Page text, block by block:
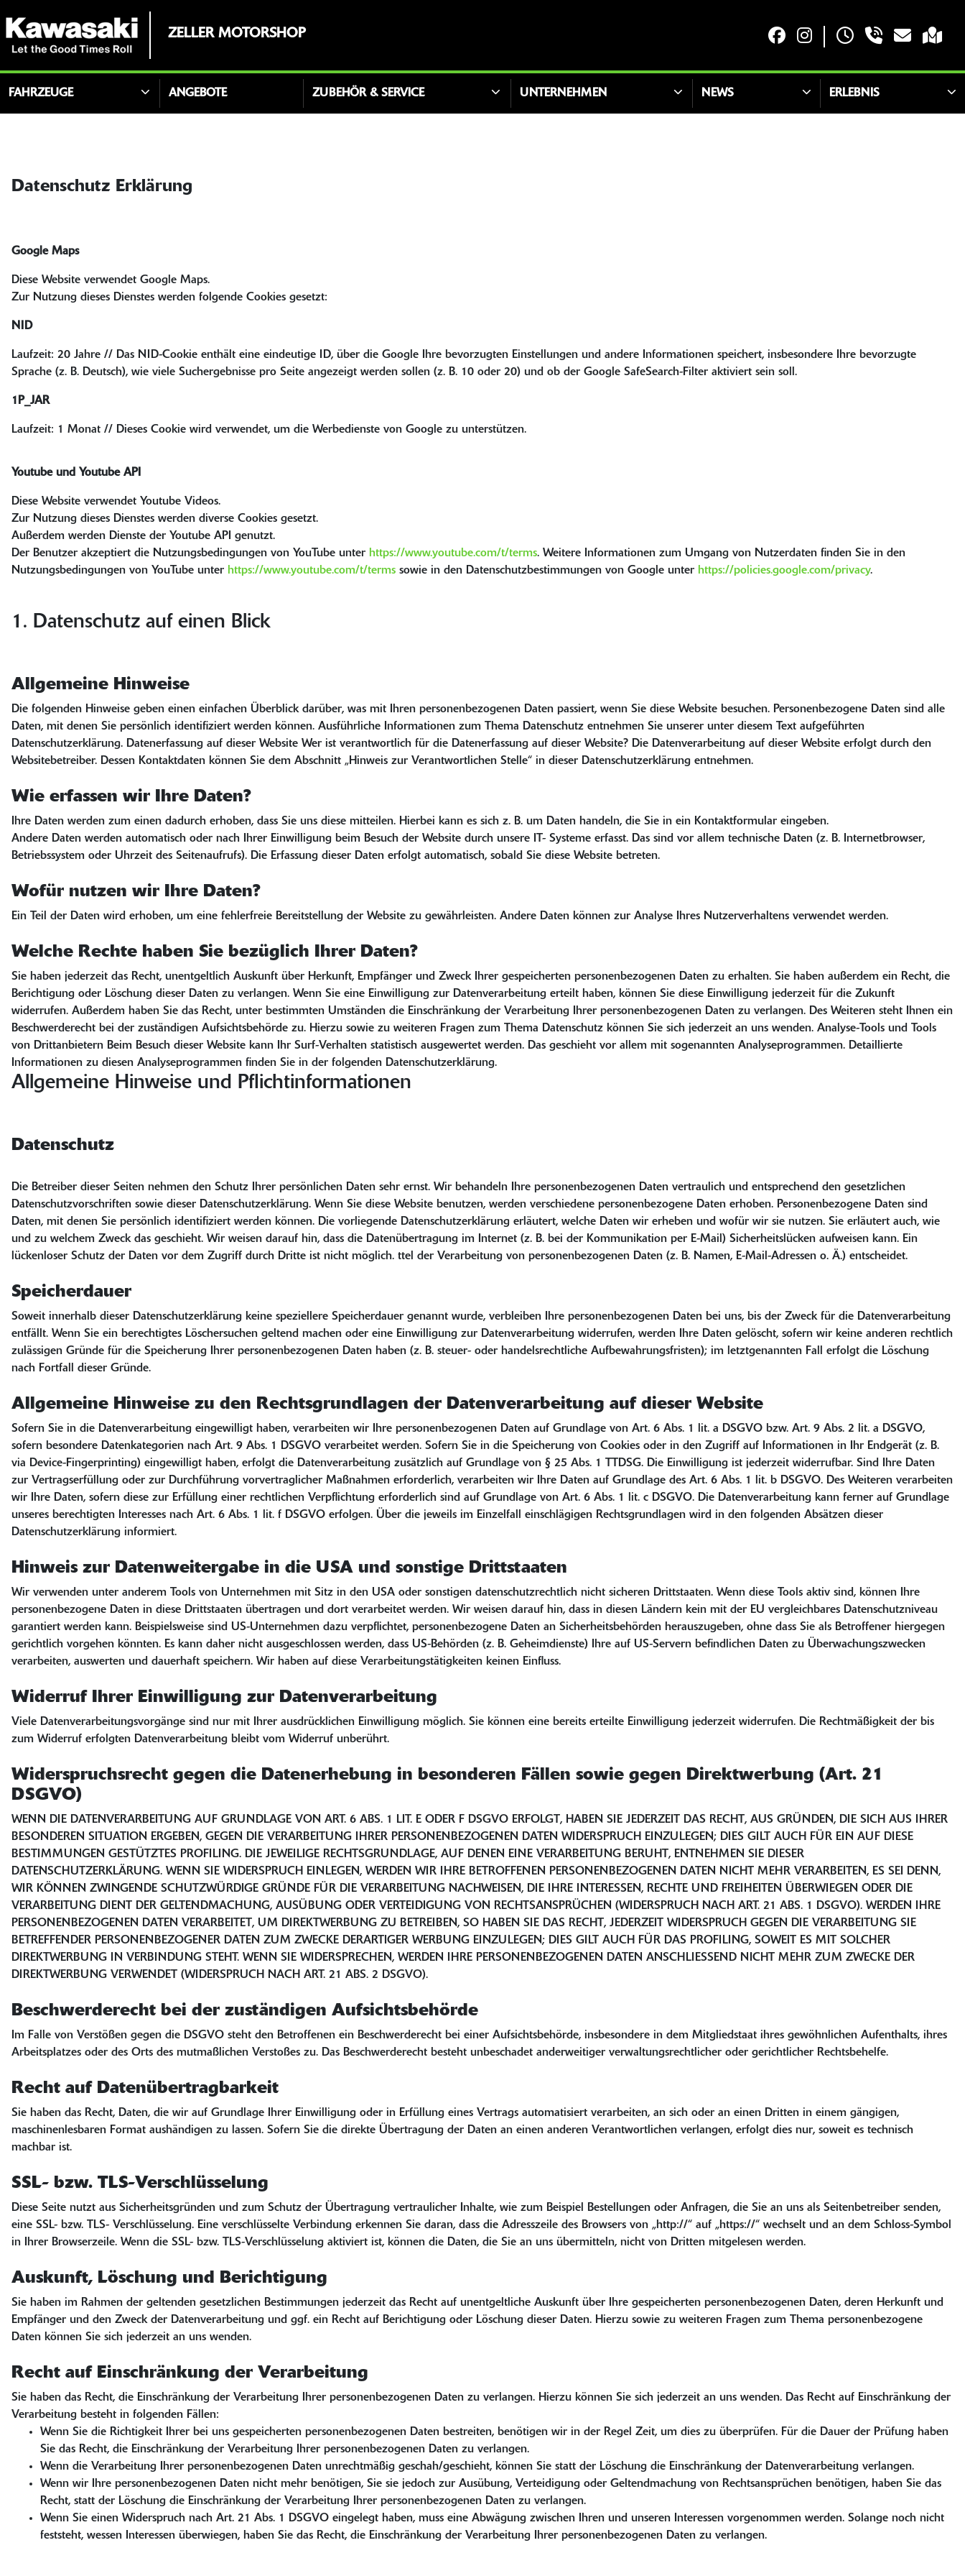
ZELLER MOTORSHOP
FAHRZEUGE ANGEBOTE ZUBEHÖR & SERVICE UNTERNEHMEN NEWS ERLEBNIS
Datenschutz Erklärung
Google Maps
Diese Website verwendet Google Maps.
Zur Nutzung dieses Dienstes werden folgende Cookies gesetzt:
NID
Laufzeit: 20 Jahre // Das NID-Cookie enthält eine eindeutige ID, über die Google Ihre bevorzugten Einstellungen und andere Informationen speichert, insbesondere Ihre bevorzugte
Sprache (z. B. Deutsch), wie viele Suchergebnisse pro Seite angezeigt werden sollen (z. B. 10 oder 20) und ob der Google SafeSearch-Filter aktiviert sein soll.
1P_JAR
Laufzeit: 1 Monat // Dieses Cookie wird verwendet, um die Werbedienste von Google zu unterstützen.
Youtube und Youtube API
Diese Website verwendet Youtube Videos.
Zur Nutzung dieses Dienstes werden diverse Cookies gesetzt.
Außerdem werden Dienste der Youtube API genutzt.
Der Benutzer akzeptiert die Nutzungsbedingungen von YouTube unter https://www.youtube.com/t/terms. Weitere Informationen zum Umgang von Nutzerdaten finden Sie in den
Nutzungsbedingungen von YouTube unter https://www.youtube.com/t/terms sowie in den Datenschutzbestimmungen von Google unter https://policies.google.com/privacy.
1. Datenschutz auf einen Blick
Allgemeine Hinweise
Die folgenden Hinweise geben einen einfachen Überblick darüber, was mit Ihren personenbezogenen Daten passiert, wenn Sie diese Website besuchen. Personenbezogene Daten sind alle
Daten, mit denen Sie persönlich identifiziert werden können. Ausführliche Informationen zum Thema Datenschutz entnehmen Sie unserer unter diesem Text aufgeführten
Datenschutzerklärung. Datenerfassung auf dieser Website Wer ist verantwortlich für die Datenerfassung auf dieser Website? Die Datenverarbeitung auf dieser Website erfolgt durch den
Websitebetreiber. Dessen Kontaktdaten können Sie dem Abschnitt „Hinweis zur Verantwortlichen Stelle“ in dieser Datenschutzerklärung entnehmen.
Wie erfassen wir Ihre Daten?
Ihre Daten werden zum einen dadurch erhoben, dass Sie uns diese mitteilen. Hierbei kann es sich z. B. um Daten handeln, die Sie in ein Kontaktformular eingeben.
Andere Daten werden automatisch oder nach Ihrer Einwilligung beim Besuch der Website durch unsere IT- Systeme erfasst. Das sind vor allem technische Daten (z. B. Internetbrowser,
Betriebssystem oder Uhrzeit des Seitenaufrufs). Die Erfassung dieser Daten erfolgt automatisch, sobald Sie diese Website betreten.
Wofür nutzen wir Ihre Daten?
Ein Teil der Daten wird erhoben, um eine fehlerfreie Bereitstellung der Website zu gewährleisten. Andere Daten können zur Analyse Ihres Nutzerverhaltens verwendet werden.
Welche Rechte haben Sie bezüglich Ihrer Daten?
Sie haben jederzeit das Recht, unentgeltlich Auskunft über Herkunft, Empfänger und Zweck Ihrer gespeicherten personenbezogenen Daten zu erhalten. Sie haben außerdem ein Recht, die
Berichtigung oder Löschung dieser Daten zu verlangen. Wenn Sie eine Einwilligung zur Datenverarbeitung erteilt haben, können Sie diese Einwilligung jederzeit für die Zukunft
widerrufen. Außerdem haben Sie das Recht, unter bestimmten Umständen die Einschränkung der Verarbeitung Ihrer personenbezogenen Daten zu verlangen. Des Weiteren steht Ihnen ein
Beschwerderecht bei der zuständigen Aufsichtsbehörde zu. Hierzu sowie zu weiteren Fragen zum Thema Datenschutz können Sie sich jederzeit an uns wenden. Analyse-Tools und Tools
von Drittanbietern Beim Besuch dieser Website kann Ihr Surf-Verhalten statistisch ausgewertet werden. Das geschieht vor allem mit sogenannten Analyseprogrammen. Detaillierte
Informationen zu diesen Analyseprogrammen finden Sie in der folgenden Datenschutzerklärung.
Allgemeine Hinweise und Pflichtinformationen
Datenschutz
Die Betreiber dieser Seiten nehmen den Schutz Ihrer persönlichen Daten sehr ernst. Wir behandeln Ihre personenbezogenen Daten vertraulich und entsprechend den gesetzlichen
Datenschutzvorschriften sowie dieser Datenschutzerklärung. Wenn Sie diese Website benutzen, werden verschiedene personenbezogene Daten erhoben. Personenbezogene Daten sind
Daten, mit denen Sie persönlich identifiziert werden können. Die vorliegende Datenschutzerklärung erläutert, welche Daten wir erheben und wofür wir sie nutzen. Sie erläutert auch, wie
und zu welchem Zweck das geschieht. Wir weisen darauf hin, dass die Datenübertragung im Internet (z. B. bei der Kommunikation per E-Mail) Sicherheitslücken aufweisen kann. Ein
lückenloser Schutz der Daten vor dem Zugriff durch Dritte ist nicht möglich. ttel der Verarbeitung von personenbezogenen Daten (z. B. Namen, E-Mail-Adressen o. Ä.) entscheidet.
Speicherdauer
Soweit innerhalb dieser Datenschutzerklärung keine speziellere Speicherdauer genannt wurde, verbleiben Ihre personenbezogenen Daten bei uns, bis der Zweck für die Datenverarbeitung
entfällt. Wenn Sie ein berechtigtes Löschersuchen geltend machen oder eine Einwilligung zur Datenverarbeitung widerrufen, werden Ihre Daten gelöscht, sofern wir keine anderen rechtlich
zulässigen Gründe für die Speicherung Ihrer personenbezogenen Daten haben (z. B. steuer- oder handelsrechtliche Aufbewahrungsfristen); im letztgenannten Fall erfolgt die Löschung
nach Fortfall dieser Gründe.
Allgemeine Hinweise zu den Rechtsgrundlagen der Datenverarbeitung auf dieser Website
Sofern Sie in die Datenverarbeitung eingewilligt haben, verarbeiten wir Ihre personenbezogenen Daten auf Grundlage von Art. 6 Abs. 1 lit. a DSGVO bzw. Art. 9 Abs. 2 lit. a DSGVO,
sofern besondere Datenkategorien nach Art. 9 Abs. 1 DSGVO verarbeitet werden. Sofern Sie in die Speicherung von Cookies oder in den Zugriff auf Informationen in Ihr Endgerät (z. B.
via Device-Fingerprinting) eingewilligt haben, erfolgt die Datenverarbeitung zusätzlich auf Grundlage von § 25 Abs. 1 TTDSG. Die Einwilligung ist jederzeit widerrufbar. Sind Ihre Daten
zur Vertragserfüllung oder zur Durchführung vorvertraglicher Maßnahmen erforderlich, verarbeiten wir Ihre Daten auf Grundlage des Art. 6 Abs. 1 lit. b DSGVO. Des Weiteren verarbeiten
wir Ihre Daten, sofern diese zur Erfüllung einer rechtlichen Verpflichtung erforderlich sind auf Grundlage von Art. 6 Abs. 1 lit. c DSGVO. Die Datenverarbeitung kann ferner auf Grundlage
unseres berechtigten Interesses nach Art. 6 Abs. 1 lit. f DSGVO erfolgen. Über die jeweils im Einzelfall einschlägigen Rechtsgrundlagen wird in den folgenden Absätzen dieser
Datenschutzerklärung informiert.
Hinweis zur Datenweitergabe in die USA und sonstige Drittstaaten
Wir verwenden unter anderem Tools von Unternehmen mit Sitz in den USA oder sonstigen datenschutzrechtlich nicht sicheren Drittstaaten. Wenn diese Tools aktiv sind, können Ihre
personenbezogene Daten in diese Drittstaaten übertragen und dort verarbeitet werden. Wir weisen darauf hin, dass in diesen Ländern kein mit der EU vergleichbares Datenschutzniveau
garantiert werden kann. Beispielsweise sind US-Unternehmen dazu verpflichtet, personenbezogene Daten an Sicherheitsbehörden herauszugeben, ohne dass Sie als Betroffener hiergegen
gerichtlich vorgehen könnten. Es kann daher nicht ausgeschlossen werden, dass US-Behörden (z. B. Geheimdienste) Ihre auf US-Servern befindlichen Daten zu Überwachungszwecken
verarbeiten, auswerten und dauerhaft speichern. Wir haben auf diese Verarbeitungstätigkeiten keinen Einfluss.
Widerruf Ihrer Einwilligung zur Datenverarbeitung
Viele Datenverarbeitungsvorgänge sind nur mit Ihrer ausdrücklichen Einwilligung möglich. Sie können eine bereits erteilte Einwilligung jederzeit widerrufen. Die Rechtmäßigkeit der bis
zum Widerruf erfolgten Datenverarbeitung bleibt vom Widerruf unberührt.
Widerspruchsrecht gegen die Datenerhebung in besonderen Fällen sowie gegen Direktwerbung (Art. 21
DSGVO)
WENN DIE DATENVERARBEITUNG AUF GRUNDLAGE VON ART. 6 ABS. 1 LIT. E ODER F DSGVO ERFOLGT, HABEN SIE JEDERZEIT DAS RECHT, AUS GRÜNDEN, DIE SICH AUS IHRER
BESONDEREN SITUATION ERGEBEN, GEGEN DIE VERARBEITUNG IHRER PERSONENBEZOGENEN DATEN WIDERSPRUCH EINZULEGEN; DIES GILT AUCH FÜR EIN AUF DIESE
BESTIMMUNGEN GESTÜTZTES PROFILING. DIE JEWEILIGE RECHTSGRUNDLAGE, AUF DENEN EINE VERARBEITUNG BERUHT, ENTNEHMEN SIE DIESER
DATENSCHUTZERKLÄRUNG. WENN SIE WIDERSPRUCH EINLEGEN, WERDEN WIR IHRE BETROFFENEN PERSONENBEZOGENEN DATEN NICHT MEHR VERARBEITEN, ES SEI DENN,
WIR KÖNNEN ZWINGENDE SCHUTZWÜRDIGE GRÜNDE FÜR DIE VERARBEITUNG NACHWEISEN, DIE IHRE INTERESSEN, RECHTE UND FREIHEITEN ÜBERWIEGEN ODER DIE
VERARBEITUNG DIENT DER GELTENDMACHUNG, AUSÜBUNG ODER VERTEIDIGUNG VON RECHTSANSPRÜCHEN (WIDERSPRUCH NACH ART. 21 ABS. 1 DSGVO). WERDEN IHRE
PERSONENBEZOGENEN DATEN VERARBEITET, UM DIREKTWERBUNG ZU BETREIBEN, SO HABEN SIE DAS RECHT, JEDERZEIT WIDERSPRUCH GEGEN DIE VERARBEITUNG SIE
BETREFFENDER PERSONENBEZOGENER DATEN ZUM ZWECKE DERARTIGER WERBUNG EINZULEGEN; DIES GILT AUCH FÜR DAS PROFILING, SOWEIT ES MIT SOLCHER
DIREKTWERBUNG IN VERBINDUNG STEHT. WENN SIE WIDERSPRECHEN, WERDEN IHRE PERSONENBEZOGENEN DATEN ANSCHLIESSEND NICHT MEHR ZUM ZWECKE DER
DIREKTWERBUNG VERWENDET (WIDERSPRUCH NACH ART. 21 ABS. 2 DSGVO).
Beschwerderecht bei der zuständigen Aufsichtsbehörde
Im Falle von Verstößen gegen die DSGVO steht den Betroffenen ein Beschwerderecht bei einer Aufsichtsbehörde, insbesondere in dem Mitgliedstaat ihres gewöhnlichen Aufenthalts, ihres
Arbeitsplatzes oder des Orts des mutmaßlichen Verstoßes zu. Das Beschwerderecht besteht unbeschadet anderweitiger verwaltungsrechtlicher oder gerichtlicher Rechtsbehelfe.
Recht auf Datenübertragbarkeit
Sie haben das Recht, Daten, die wir auf Grundlage Ihrer Einwilligung oder in Erfüllung eines Vertrags automatisiert verarbeiten, an sich oder an einen Dritten in einem gängigen,
maschinenlesbaren Format aushändigen zu lassen. Sofern Sie die direkte Übertragung der Daten an einen anderen Verantwortlichen verlangen, erfolgt dies nur, soweit es technisch
machbar ist.
SSL- bzw. TLS-Verschlüsselung
Diese Seite nutzt aus Sicherheitsgründen und zum Schutz der Übertragung vertraulicher Inhalte, wie zum Beispiel Bestellungen oder Anfragen, die Sie an uns als Seitenbetreiber senden,
eine SSL- bzw. TLS- Verschlüsselung. Eine verschlüsselte Verbindung erkennen Sie daran, dass die Adresszeile des Browsers von „http://“ auf „https://“ wechselt und an dem Schloss-Symbol
in Ihrer Browserzeile. Wenn die SSL- bzw. TLS-Verschlüsselung aktiviert ist, können die Daten, die Sie an uns übermitteln, nicht von Dritten mitgelesen werden.
Auskunft, Löschung und Berichtigung
Sie haben im Rahmen der geltenden gesetzlichen Bestimmungen jederzeit das Recht auf unentgeltliche Auskunft über Ihre gespeicherten personenbezogenen Daten, deren Herkunft und
Empfänger und den Zweck der Datenverarbeitung und ggf. ein Recht auf Berichtigung oder Löschung dieser Daten. Hierzu sowie zu weiteren Fragen zum Thema personenbezogene
Daten können Sie sich jederzeit an uns wenden.
Recht auf Einschränkung der Verarbeitung
Sie haben das Recht, die Einschränkung der Verarbeitung Ihrer personenbezogenen Daten zu verlangen. Hierzu können Sie sich jederzeit an uns wenden. Das Recht auf Einschränkung der
Verarbeitung besteht in folgenden Fällen:
Wenn Sie die Richtigkeit Ihrer bei uns gespeicherten personenbezogenen Daten bestreiten, benötigen wir in der Regel Zeit, um dies zu überprüfen. Für die Dauer der Prüfung haben
Sie das Recht, die Einschränkung der Verarbeitung Ihrer personenbezogenen Daten zu verlangen.
Wenn die Verarbeitung Ihrer personenbezogenen Daten unrechtmäßig geschah/geschieht, können Sie statt der Löschung die Einschränkung der Datenverarbeitung verlangen.
Wenn wir Ihre personenbezogenen Daten nicht mehr benötigen, Sie sie jedoch zur Ausübung, Verteidigung oder Geltendmachung von Rechtsansprüchen benötigen, haben Sie das
Recht, statt der Löschung die Einschränkung der Verarbeitung Ihrer personenbezogenen Daten zu verlangen.
Wenn Sie einen Widerspruch nach Art. 21 Abs. 1 DSGVO eingelegt haben, muss eine Abwägung zwischen Ihren und unseren Interessen vorgenommen werden. Solange noch nicht
feststeht, wessen Interessen überwiegen, haben Sie das Recht, die Einschränkung der Verarbeitung Ihrer personenbezogenen Daten zu verlangen.